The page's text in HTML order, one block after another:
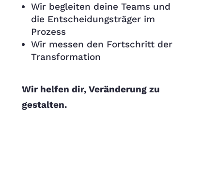
Wir begleiten deine Teams und
die Entscheidungsträger im
Prozess
Wir messen den Fortschritt der
Transformation
Wir helfen dir, Veränderung zu
gestalten.